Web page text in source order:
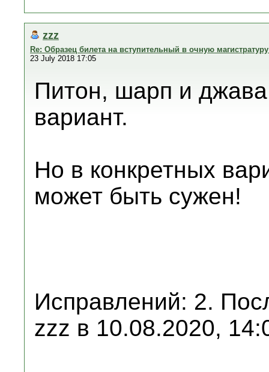
zzz
Re: Образец билета на вступительный в очную
23 July 2018 17:05
Питон, шарп и
вариант.
Но в конкретных
может быть сужен!
Исправлений: 2.
zzz в 10.08.2020,